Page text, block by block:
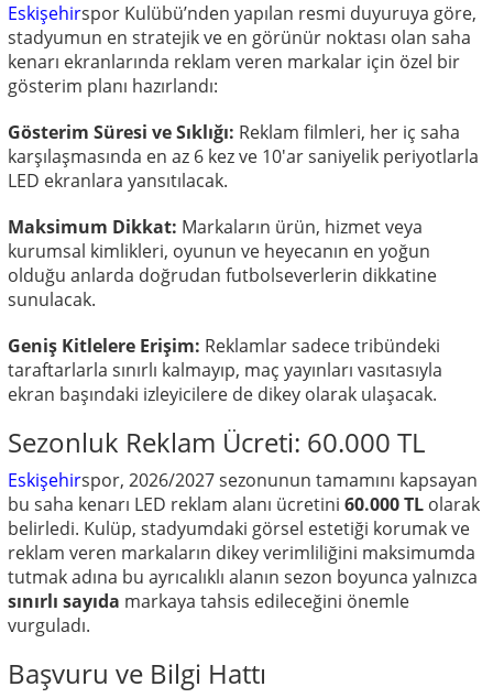
Eskişehirspor Kulübü’nden yapılan resmi duyuruya göre,
stadyumun en stratejik ve en görünür noktası olan saha
kenarı ekranlarında reklam veren markalar için özel bir
gösterim planı hazırlandı:
Gösterim Süresi ve Sıklığı: Reklam filmleri, her iç saha
karşılaşmasında en az 6 kez ve 10'ar saniyelik periyotlarla
LED ekranlara yansıtılacak.
Maksimum Dikkat: Markaların ürün, hizmet veya
kurumsal kimlikleri, oyunun ve heyecanın en yoğun
olduğu anlarda doğrudan futbolseverlerin dikkatine
sunulacak.
Geniş Kitlelere Erişim: Reklamlar sadece tribündeki
taraftarlarla sınırlı kalmayıp, maç yayınları vasıtasıyla
ekran başındaki izleyicilere de dikey olarak ulaşacak.
Sezonluk Reklam Ücreti: 60.000 TL
Eskişehirspor, 2026/2027 sezonunun tamamını kapsayan
bu saha kenarı LED reklam alanı ücretini 60.000 TL olarak
belirledi. Kulüp, stadyumdaki görsel estetiği korumak ve
reklam veren markaların dikey verimliliğini maksimumda
tutmak adına bu ayrıcalıklı alanın sezon boyunca yalnızca
sınırlı sayıda markaya tahsis edileceğini önemle
vurguladı.
Başvuru ve Bilgi Hattı